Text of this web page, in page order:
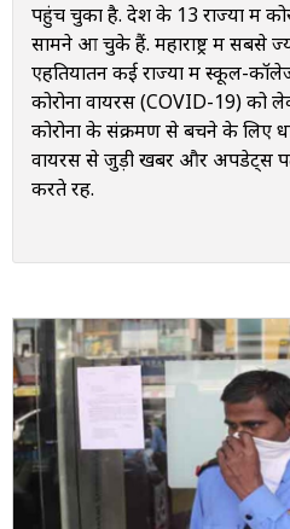
6:09 PM
इटली से पहुंचे 218 लोगों के ITBP के
5:51 PM
बांग्लादेश की पीएम ने नरेंद्र मोदी को
5:48 PM
श्रीलंका के राष्ट्रपति बोले- वायरस
5:22 PM
पीएम मोदी बोले- SAARC देशों को
4:29 PM
कोरोना संक्रमित मामलों का ताजा
असम: कोरोना संदिग्ध को अस्पताल में
पहुंच चुका है. देश के 13 राज्यों में
सामने आ चुके हैं. महाराष्ट्र में सबसे
एहतियातन कई राज्यों में स्कूल-
कोरोना वायरस (COVID-19) को
कोरोना के संक्रमण से बचने के लिए
वायरस से जुड़ी खबरें और अपडेट्स
करते रहें.